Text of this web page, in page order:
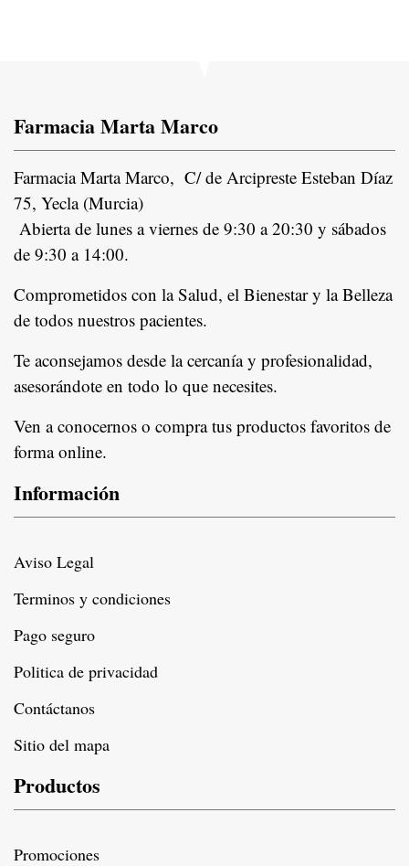
Farmacia Marta Marco
Farmacia Marta Marco, C/ de Arcipreste Esteban Díaz
75, Yecla (Murcia)
Abierta de lunes a viernes de 9:30 a 20:30 y sábados
de 9:30 a 14:00.
Comprometidos con la Salud, el Bienestar y la Belleza
de todos nuestros pacientes.
Te aconsejamos desde la cercanía y profesionalidad,
asesorándote en todo lo que necesites.
Ven a conocernos o compra tus productos favoritos de
forma online.
Información
Aviso Legal
Terminos y condiciones
Pago seguro
Politica de privacidad
Contáctanos
Sitio del mapa
Productos
Promociones